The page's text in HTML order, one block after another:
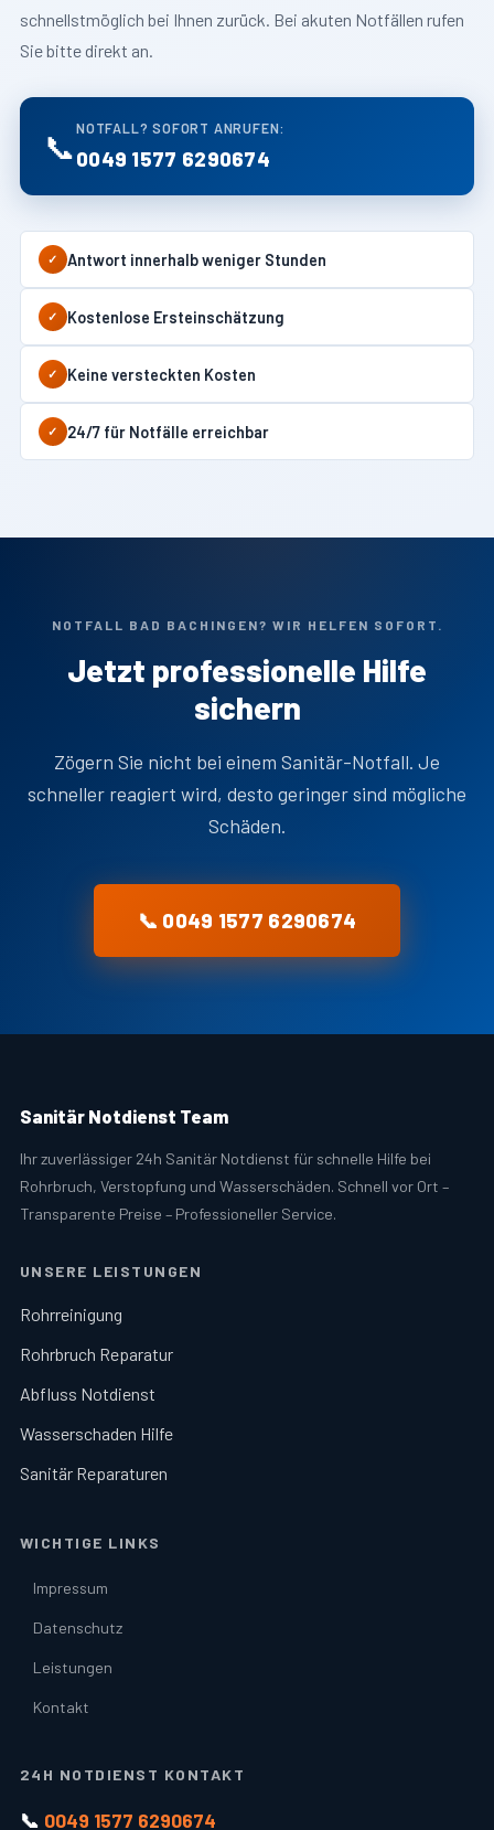
schnellstmöglich bei Ihnen zurück. Bei akuten Notfällen rufen
Sie bitte direkt an.
📞 NOTFALL? SOFORT ANRUFEN:
0049 1577 6290674
✓ Antwort innerhalb weniger Stunden
✓ Kostenlose Ersteinschätzung
✓ Keine versteckten Kosten
✓ 24/7 für Notfälle erreichbar
NOTFALL BAD BACHINGEN? WIR HELFEN SOFORT.
Jetzt professionelle Hilfe
sichern
Zögern Sie nicht bei einem Sanitär-Notfall. Je
schneller reagiert wird, desto geringer sind mögliche
Schäden.
📞 0049 1577 6290674
Sanitär Notdienst Team
Ihr zuverlässiger 24h Sanitär Notdienst für schnelle Hilfe bei
Rohrbruch, Verstopfung und Wasserschäden. Schnell vor Ort –
Transparente Preise – Professioneller Service.
UNSERE LEISTUNGEN
Rohrreinigung
Rohrbruch Reparatur
Abfluss Notdienst
Wasserschaden Hilfe
Sanitär Reparaturen
WICHTIGE LINKS
Impressum
Datenschutz
Leistungen
Kontakt
24H NOTDIENST KONTAKT
📞 0049 1577 6290674